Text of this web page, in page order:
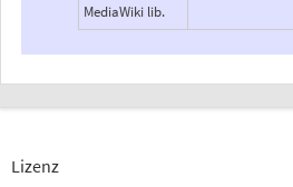
MediaWiki lib.
Lizenz